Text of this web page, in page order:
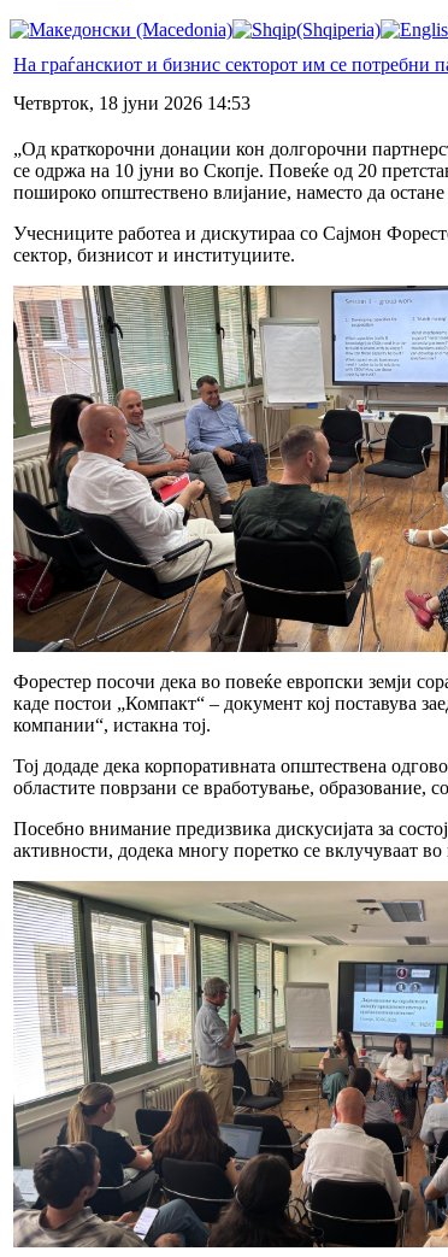
На граѓанскиот и бизнис секторот им се потребни
Четврток, 18 јуни 2026 14:53
„Од краткорочни донации кон долгорочни
се одржа на 10 јуни во Скопје. Повеќе од 20
пошироко општествено влијание, наместо да
Учесниците работеа и дискутираа со Сајмон
сектор, бизнисот и институциите.
Форестер посочи дека во повеќе европски земји
каде постои „Компакт“ – документ кој поставува
компании“, истакна тој.
Тој додаде дека корпоративната општествена
областите поврзани се вработување, образование,
Посебно внимание предизвика дискусијата за
активности, додека многу поретко се вклучуваат